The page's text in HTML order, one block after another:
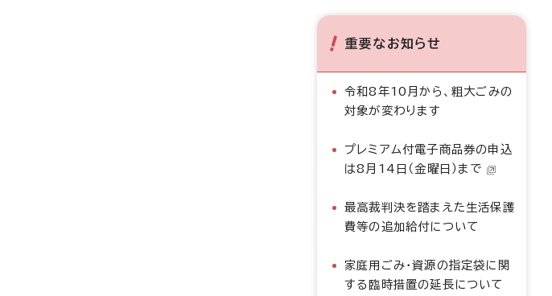
重要なお知らせ
令和8年10月から、粗大ごみの
対象が変わります
プレミアム付電子商品券の申込
は8月14日（金曜日）まで
最高裁判決を踏まえた生活保護
費等の追加給付について
家庭用ごみ・資源の指定袋に関
する臨時措置の延長について